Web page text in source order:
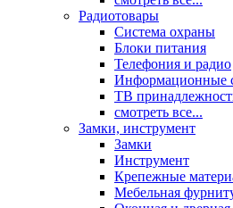
Радиотовары
Система охраны
Блоки питания
Телефония и радио
Информационные
ТВ
смотреть все...
Замки, инструмент
Замки
Инструмент
Крепежные
Мебельная